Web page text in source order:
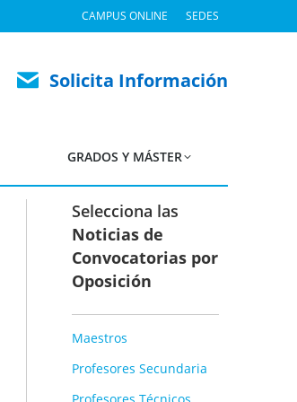
CAMPUS ONLINE SEDES
Solicita Información
GRADOS Y MÁSTER
Selecciona las
Noticias de
Convocatorias por
Oposición
Maestros
Profesores Secundaria